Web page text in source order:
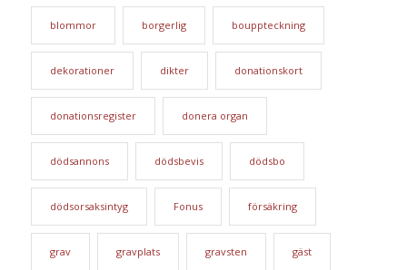
blommor borgerlig bouppteckning
dekorationer dikter donationskort
donationsregister donera organ
dödsannons dödsbevis dödsbo
dödsorsaksintyg Fonus försäkring
grav gravplats gravsten gäst